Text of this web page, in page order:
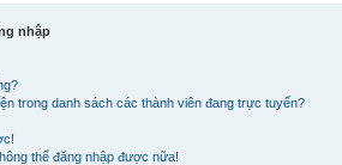
nhập
trong danh sách các thành viên đang trực tuyến?
thể đăng nhập được nữa!